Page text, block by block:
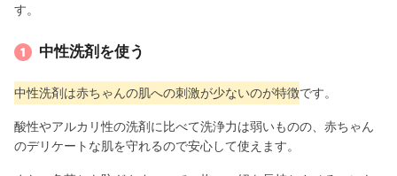
す。
中性洗剤を使う
中性洗剤は赤ちゃんの肌への刺激が少ないのが特徴です。
酸性やアルカリ性の洗剤に比べて洗浄力は弱いものの、赤ちゃん
のデリケートな肌を守れるので安心して使えます。